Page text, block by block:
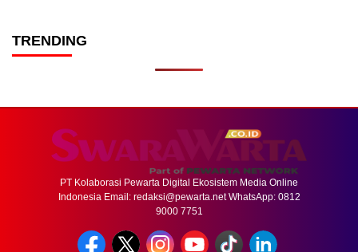
TRENDING
PT Kolaborasi Pewarta Digital Ekosistem Media Online
Indonesia Email: redaksi@pewarta.netWhatsApp: 0812
9000 7751